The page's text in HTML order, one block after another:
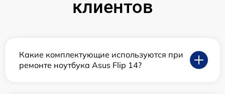
клиентов
Какие комплектующие используются при
ремонте ноутбука Asus Flip 14?